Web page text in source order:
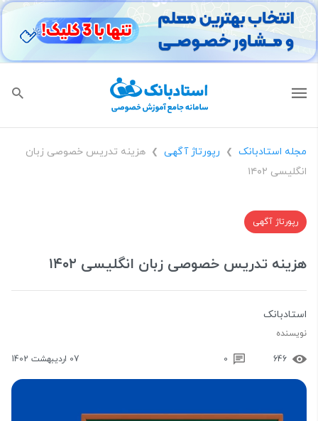
مجله استادبانک ❯ رپورتاژ آگهی ❯
هزينه تدريس خصوصى زبان
انگليسى ١٤٠٢
رپورتاژ آگهی
هزينه تدريس خصوصى زبان انگليسى ١٤٠٢
استادبانک
نویسنده
646
0 07 اردیبهشت 1402